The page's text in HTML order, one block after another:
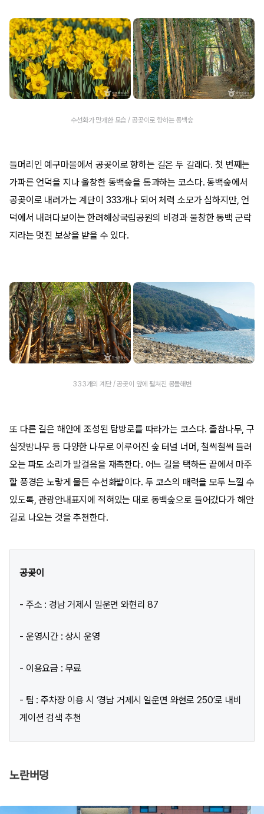
수선화가 만개한 모습 / 공곶이로 향하는 동백숲
들머리인 예구마을에서 공곶이로 향하는 길은 두 갈래다. 첫 번째는
가파른 언덕을 지나 울창한 동백숲을 통과하는 코스다. 동백숲에서
공곶이로 내려가는 계단이 333개나 되어 체력 소모가 심하지만, 언
덕에서 내려다보이는 한려해상국립공원의 비경과 울창한 동백 군락
지라는 멋진 보상을 받을 수 있다.
333개의 계단 / 공곶이 앞에 펼쳐진 몽돌해변
또 다른 길은 해안에 조성된 탐방로를 따라가는 코스다. 졸참나무, 구
실잣밤나무 등 다양한 나무로 이루어진 숲 터널 너머, 철썩철썩 들려
오는 파도 소리가 발걸음을 재촉한다. 어느 길을 택하든 끝에서 마주
할 풍경은 노랗게 물든 수선화밭이다. 두 코스의 매력을 모두 느낄 수
있도록, 관광안내표지에 적혀있는 대로 동백숲으로 들어갔다가 해안
길로 나오는 것을 추천한다.
공곶이
- 주소 : 경남 거제시 일운면 와현리 87
- 운영시간 : 상시 운영
- 이용요금 : 무료
- 팁 : 주차장 이용 시 ‘경남 거제시 일운면 와현로 250’로 내비
게이션 검색 추천
노란버덩